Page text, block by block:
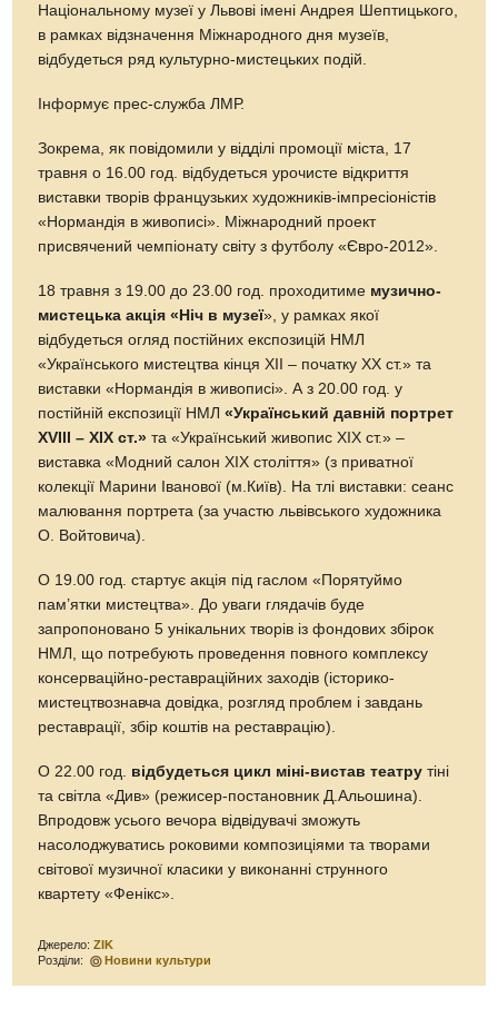
Національному музеї у Львові імені Андрея Шептицького,
в рамках відзначення Міжнародного дня музеїв,
відбудеться ряд культурно-мистецьких подій.
Інформує прес-служба ЛМР.
Зокрема, як повідомили у відділі промоції міста, 17
травня о 16.00 год. відбудеться урочисте відкриття
виставки творів французьких художників-імпресіоністів
«Нормандія в живописі». Міжнародний проект
присвячений чемпіонату світу з футболу «Євро-2012».
18 травня з 19.00 до 23.00 год. проходитиме музично-
мистецька акція «Ніч в музеї», у рамках якої
відбудеться огляд постійних експозицій НМЛ
«Українського мистецтва кінця ХІІ – початку ХХ ст.» та
виставки «Нормандія в живописі». А з 20.00 год. у
постійній експозиції НМЛ«Український давній портрет
ХVІІІ – ХІХ ст.» та «Український живопис ХІХ ст.» –
виставка «Модний салон ХІХ століття» (з приватної
колекції Марини Іванової (м.Київ). На тлі виставки: сеанс
малювання портрета (за участю львівського художника
О. Войтовича).
О 19.00 год. стартує акція під гаслом «Порятуймо
пам’ятки мистецтва». До уваги глядачів буде
запропоновано 5 унікальних творів із фондових збірок
НМЛ, що потребують проведення повного комплексу
консерваційно-реставраційних заходів (історико-
мистецтвознавча довідка, розгляд проблем і завдань
реставрації, збір коштів на реставрацію).
О 22.00 год. відбудеться цикл міні-вистав театру тіні
та світла «Див» (режисер-постановник Д.Альошина).
Впродовж усього вечора відвідувачі зможуть
насолоджуватись роковими композиціями та творами
світової музичної класики у виконанні струнного
квартету «Фенікс».
Джерело:ZIK
Розділи:
Новини культури